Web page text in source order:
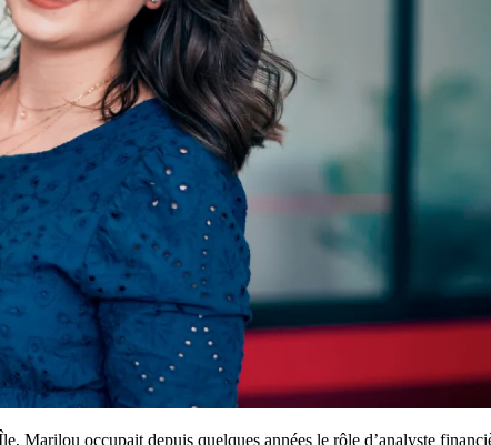
Marilou occupait depuis quelques années le rôle d’analyste